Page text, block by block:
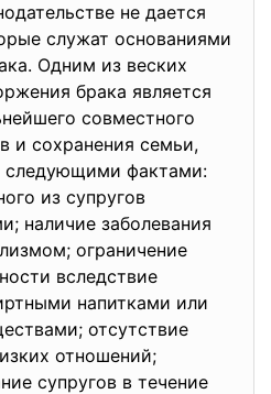
не дается
служат основаниями
Одним из веских
брака является
совместного
и сохранения семьи,
следующими фактами:
из супругов
наличие заболевания
ограничение
вследствие
напитками или
отсутствие
отношений;
супругов в течение